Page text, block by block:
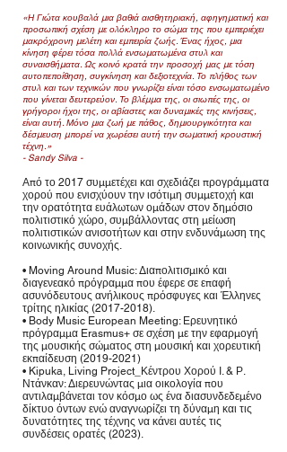
«Η Γιώτα κουβαλά μια βαθιά αισθητηριακή, αφηγηματική και
προσωπική σχέση με ολόκληρο το σώμα της που εμπεριέχει
μακρόχρονη μελέτη και εμπειρία ζωής. Ένας ήχος, μια
κίνηση φέρει τόσα πολλά ενσωματωμένα στυλ και
συναισθήματα. Ως κοινό κρατά την προσοχή μας με τόση
αυτοπεποίθηση, συγκίνηση και δεξιοτεχνία. Το πλήθος των
στυλ και των τεχνικών που γνωρίζει είναι τόσο ενσωματωμένο
που γίνεται δευτερεύον. Το βλέμμα της, οι σιωπές της, οι
γρήγοροι ήχοι της, οι αβίαστες και δυναμικές της κινήσεις,
είναι αυτή. Μόνο μια ζωή με πάθος, δημιουργικότητα και
δέσμευση μπορεί να χωρέσει αυτή την σωματική κρουστική
τέχνη.»
- Sandy Silva -
Από το 2017 συμμετέχει και σχεδιάζει προγράμματα
χορού που ενισχύουν την ισότιμη συμμετοχή και
την ορατότητα ευάλωτων ομάδων στον δημόσιο
πολιτιστικό χώρο, συμβάλλοντας στη μείωση
πολιτιστικών ανισοτήτων και στην ενδυνάμωση της
κοινωνικής συνοχής.
• Moving Around Music: Διαπολιτισμικό και
διαγενεακό πρόγραμμα που έφερε σε επαφή
ασυνόδευτους ανήλικους πρόσφυγες και Έλληνες
τρίτης ηλικίας (2017-2018).
• Body Music European Meeting: Ερευνητικό
πρόγραμμα Erasmus+ σε σχέση με την εφαρμογή
της μουσικής σώματος στη μουσική και χορευτική
εκπαίδευση (2019-2021)
• Kipuka, Living Project_Κέντρου Χορού Ι. & Ρ.
Ντάνκαν: Διερευνώντας μια οικολογία που
αντιλαμβάνεται τον κόσμο ως ένα διασυνδεδεμένο
δίκτυο όντων ενώ αναγνωρίζει τη δύναμη και τις
δυνατότητες της τέχνης να κάνει αυτές τις
συνδέσεις ορατές (2023).